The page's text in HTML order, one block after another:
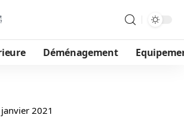
Déménagement
2021